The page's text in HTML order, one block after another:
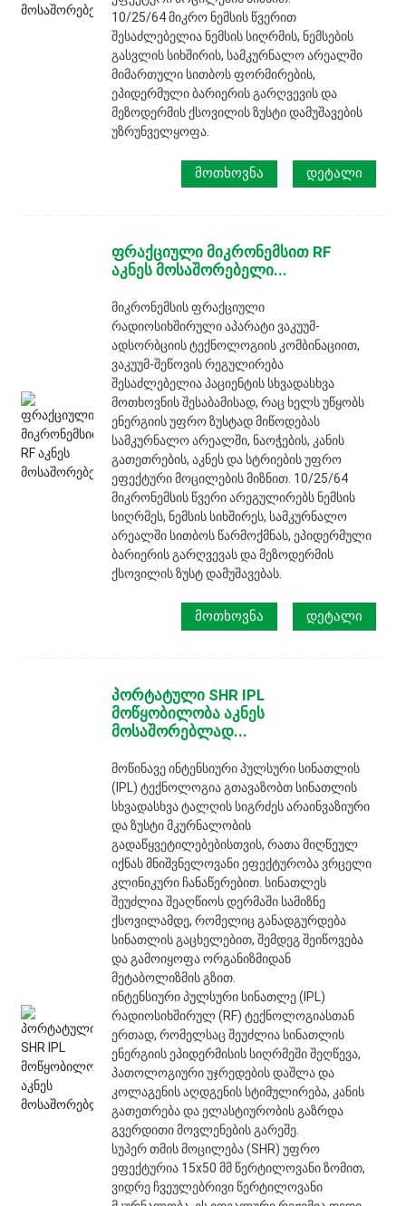
10/25/64 მიკრო ნემსის წვერით
შესაძლებელია ნემსის სიღრმის, ნემსების
გასვლის სიხშირის, სამკურნალო არეალში
მიმართული სითბოს ფორმირების,
ეპიდერმული ბარიერის გარღვევის და
მეზოდერმის ქსოვილის ზუსტი დამუშავების
უზრუნველყოფა.
ᲛᲝᲗᲮᲝᲕᲜᲐ ᲓᲔᲢᲐᲚᲘ
ფრაქციული მიკრონემსით RF
აკნეს მოსაშორებელი...
მიკრონემსის ფრაქციული
რადიოსიხშირული აპარატი ვაკუუმ-
ადსორბციის ტექნოლოგიის კომბინაციით,
ვაკუუმ-შეწოვის რეგულირება
შესაძლებელია პაციენტის სხვადასხვა
მოთხოვნის შესაბამისად, რაც ხელს უწყობს
ენერგიის უფრო ზუსტად მიწოდებას
სამკურნალო არეალში, ნაოჭების, კანის
გათეთრების, აკნეს და სტრიების უფრო
ეფექტური მოცილების მიზნით. 10/25/64
მიკრონემსის წვერი არეგულირებს ნემსის
სიღრმეს, ნემსის სიხშირეს, სამკურნალო
არეალში სითბოს წარმოქმნას, ეპიდერმული
ბარიერის გარღვევას და მეზოდერმის
ქსოვილის ზუსტ დამუშავებას.
ᲛᲝᲗᲮᲝᲕᲜᲐ ᲓᲔᲢᲐᲚᲘ
პორტატული SHR IPL
მოწყობილობა აკნეს
მოსაშორებლად...
მოწინავე ინტენსიური პულსური სინათლის
(IPL) ტექნოლოგია გთავაზობთ სინათლის
სხვადასხვა ტალღის სიგრძეს არაინვაზიური
და ზუსტი მკურნალობის
გადაწყვეტილებებისთვის, რათა მიღწეულ
იქნას მნიშვნელოვანი ეფექტურობა ვრცელი
კლინიკური ჩანაწერებით. სინათლეს
შეუძლია შეაღწიოს დერმაში სამიზნე
ქსოვილამდე, რომელიც განადგურდება
სინათლის გაცხელებით, შემდეგ შეიწოვება
და გამოიყოფა ორგანიზმიდან
მეტაბოლიზმის გზით.
ინტენსიური პულსური სინათლე (IPL)
რადიოსიხშირულ (RF) ტექნოლოგიასთან
ერთად, რომელსაც შეუძლია სინათლის
ენერგიის ეპიდერმისის სიღრმეში შეღწევა,
პათოლოგიური უჯრედების დაშლა და
კოლაგენის აღდგენის სტიმულირება, კანის
გათეთრება და ელასტიურობის გაზრდა
გვერდითი მოვლენების გარეშე.
სუპერ თმის მოცილება (SHR) უფრო
ეფექტურია 15x50 მმ წერტილოვანი ზომით,
ვიდრე ჩვეულებრივი წერტილოვანი